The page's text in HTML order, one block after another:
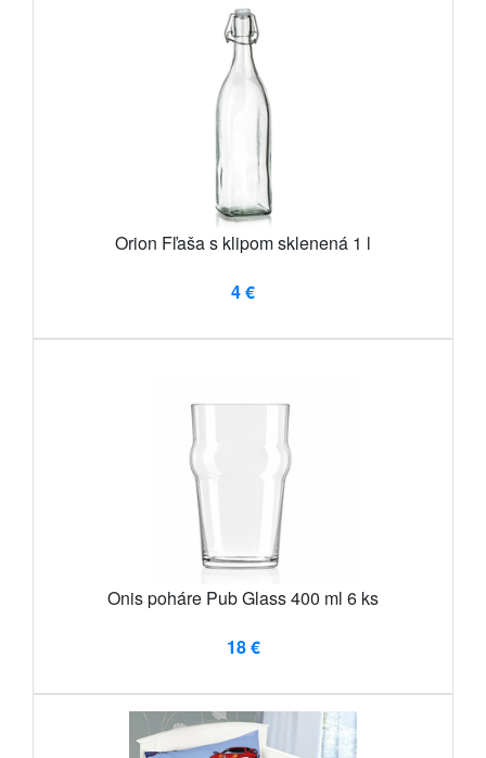
Orion Fľaša s klipom sklenená 1 l
4 €
Onis poháre Pub Glass 400 ml 6 ks
18 €